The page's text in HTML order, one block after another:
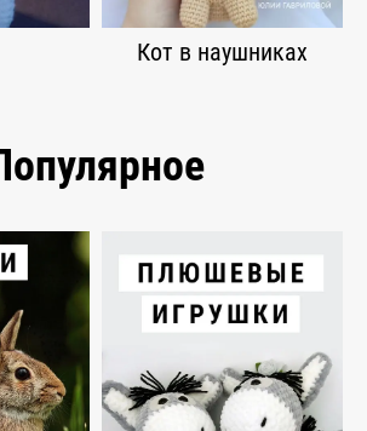
Кот в наушниках